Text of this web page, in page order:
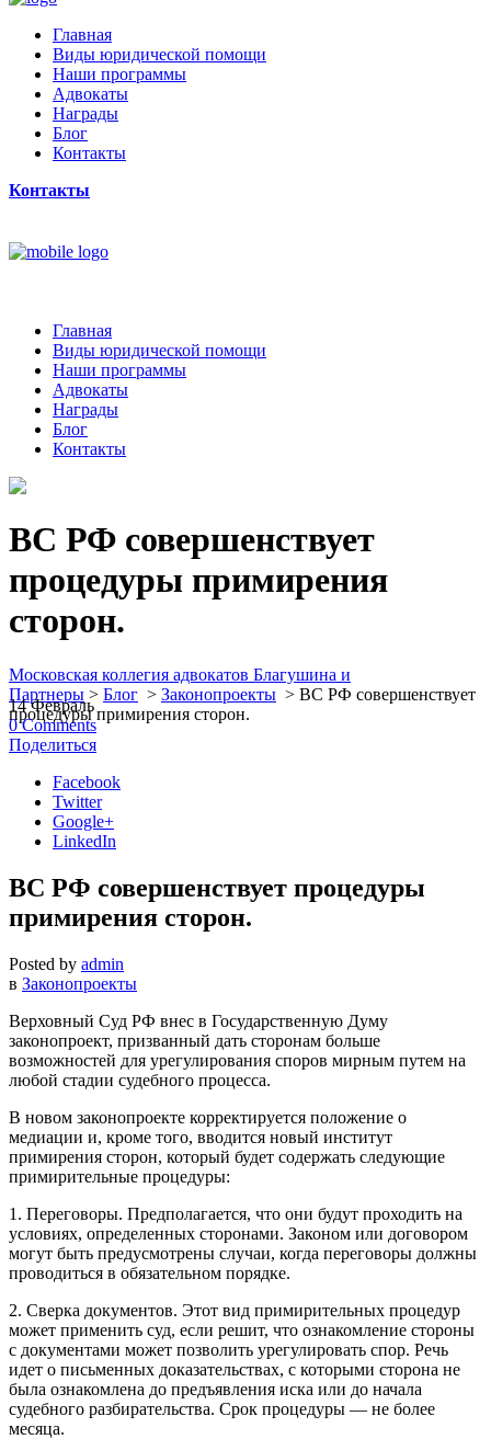
Главная
Виды юридической помощи
Наши программы
Адвокаты
Награды
Блог
Контакты
Контакты
Главная
Виды юридической помощи
Наши программы
Адвокаты
Награды
Блог
Контакты
ВС РФ совершенствует
процедуры примирения
сторон.
Московская коллегия адвокатов Благушина и
Партнеры > Блог > Законопроекты > ВС РФ совершенствует
процедуры примирения сторон.
14 Февраль
0 Comments
Поделиться
Facebook
Twitter
Google+
LinkedIn
ВС РФ совершенствует процедуры
примирения сторон.
Posted by admin
в Законопроекты
Верховный Суд РФ внес в Государственную Думу
законопроект, призванный дать сторонам больше
возможностей для урегулирования споров мирным путем на
любой стадии судебного процесса.
В новом законопроекте корректируется положение о
медиации и, кроме того, вводится новый институт
примирения сторон, который будет содержать следующие
примирительные процедуры:
1. Переговоры. Предполагается, что они будут проходить на
условиях, определенных сторонами. Законом или договором
могут быть предусмотрены случаи, когда переговоры должны
проводиться в обязательном порядке.
2. Сверка документов. Этот вид примирительных процедур
может применить суд, если решит, что ознакомление стороны
с документами может позволить урегулировать спор. Речь
идет о письменных доказательствах, с которыми сторона не
была ознакомлена до предъявления иска или до начала
судебного разбирательства. Срок процедуры — не более
месяца.